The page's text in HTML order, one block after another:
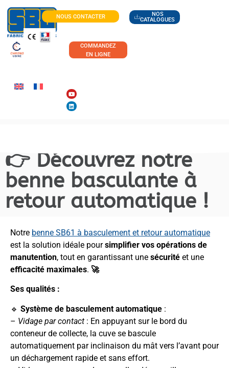
NOUS CONTACTER
NOS
CATALOGUES
COMMANDEZ
EN LIGNE
👉 Découvrez notre
benne basculante à
retour automatique !
Notre benne SB61 à basculement et retour automatique
est la solution idéale poursimplifier vos opérations de
manutention, tout en garantissant une sécurité et une
efficacité maximales. 🚀
Ses qualités :
🔹 Système de basculement automatique :
– Vidage par contact : En appuyant sur le bord du
conteneur de collecte, la cuve se bascule
automatiquement par inclinaison du mât vers l’avant pour
un déchargement rapide et sans effort.